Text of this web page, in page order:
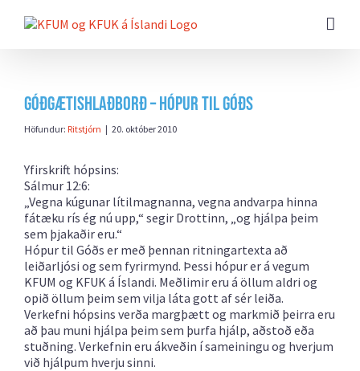
beint
Góðgætishlaðborð – Hópur til Góðs
Höfundur: Ritstjórn | 20. október 2010
Yfirskrift hópsins:
Sálmur 12:6:
„Vegna kúgunar lítilmagnanna, vegna andvarpa hinna
fátæku rís ég nú upp,“ segir Drottinn, „og hjálpa þeim
sem þjakaðir eru.“
Hópur til Góðs er með þennan ritningartexta að
leiðarljósi og sem fyrirmynd. Þessi hópur er á vegum
KFUM og KFUK á Íslandi. Meðlimir eru á öllum aldri og
opið öllum þeim sem vilja láta gott af sér leiða.
Verkefni hópsins verða margþætt og markmið þeirra eru
að þau muni hjálpa þeim sem þurfa hjálp, aðstoð eða
stuðning. Verkefnin eru ákveðin í sameiningu og hverjum
við hjálpum hverju sinni.